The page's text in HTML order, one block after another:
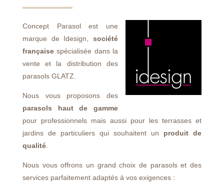
Concept Parasol est une
marque de Idesign,société
françaisespécialisée dans la
vente et la distribution des
parasols GLATZ.
Nous vous proposons des
parasols haut de gamme
pour professionnels mais aussi pour les terrasses et
jardins de particuliers qui souhaitent un produit de
qualité.
Nous vous offrons un grand choix de parasols et des
services parfaitement adaptés à vos exigences :